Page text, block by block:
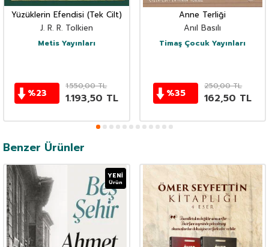
Yüzüklerin Efendisi (Tek Cilt)
J. R. R. Tolkien
Metis Yayınları
%23
1.550,00TL
1.193,50 TL
Anne Terliği
Anıl Basılı
Timaş Çocuk Yayınları
%35
250,00TL
162,50 TL
Benzer Ürünler
YENI
Ürün